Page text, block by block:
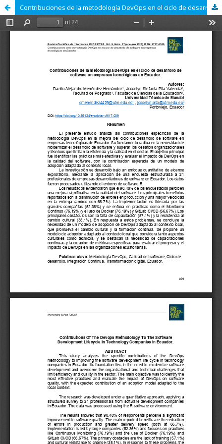
Contribuciones de la metodología DevOps en el ciclo de desarrollo de software en empresas tecnológicas en Ecuador